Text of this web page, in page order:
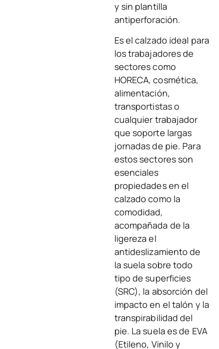
y sin plantilla
antiperforación.
Es el calzado ideal para
los trabajadores de
sectores como
HORECA, cosmética,
alimentación,
transportistas o
cualquier trabajador
que soporte largas
jornadas de pie. Para
estos sectores son
esenciales
propiedades en el
calzado como la
comodidad,
acompañada de la
ligereza el
antideslizamiento de
la suela sobre todo
tipo de superficies
(SRC), la absorción del
impacto en el talón y la
transpirabilidad del
pie. La suela es de EVA
(Etileno, Vinilo y